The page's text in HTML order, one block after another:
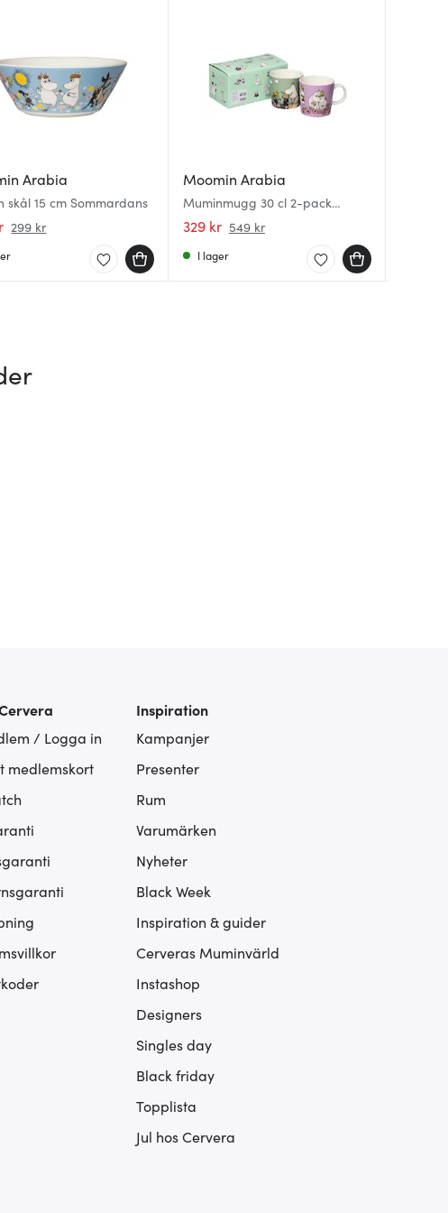
Arabia
skål 15 cm Sommardans
299 kr
Moomin Arabia
Muminmugg 30 cl 2-pack
Förälskade och Omtanke
329 kr 549 kr
I lager
/ Logga in
medlemskort
Inspiration
Kampanjer
Presenter
Rum
Varumärken
Nyheter
Black Week
Inspiration & guider
Cerveras Muminvärld
Instashop
Designers
Singles day
Black friday
Topplista
Jul hos Cervera